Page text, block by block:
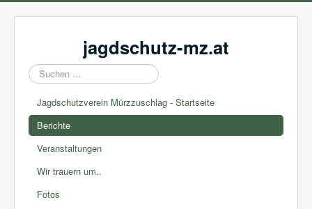
jagdschutz-mz.at
Suchen
...
Jagdschutzverein Mürzzuschlag - Startseite
Berichte
Veranstaltungen
Wir trauern um..
Fotos